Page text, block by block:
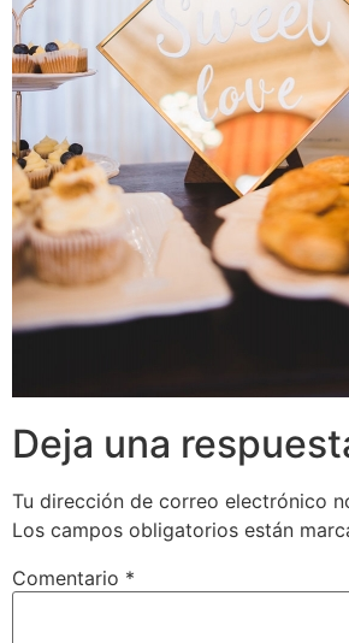
Deja una
Tu dirección de correo electrónico
Los campos obligatorios están
Comentario *